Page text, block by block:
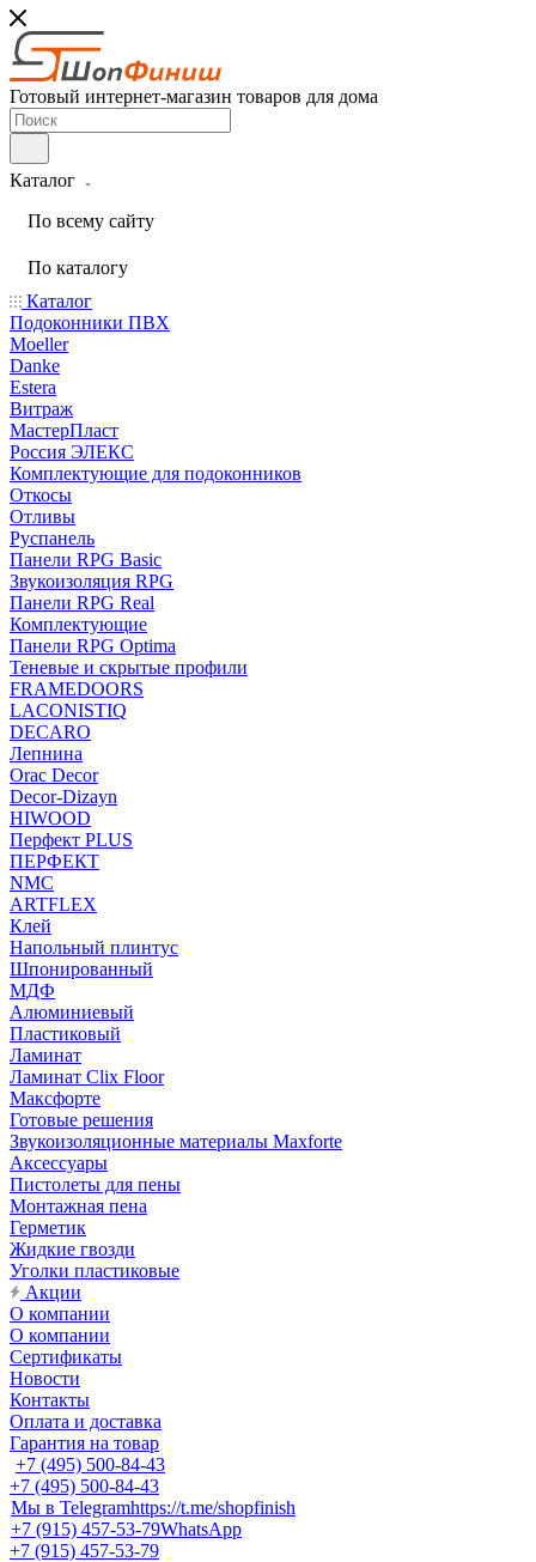
Готовый интернет-магазин товаров для дома
Каталог
По всему сайту
По каталогу
Каталог
Подоконники ПВХ
Moeller
Danke
Estera
Витраж
МастерПласт
Россия ЭЛЕКС
Комплектующие для подоконников
Откосы
Отливы
Руспанель
Панели RPG Basic
Звукоизоляция RPG
Панели RPG Real
Комплектующие
Панели RPG Optima
Теневые и скрытые профили
FRAMEDOORS
LACONISTIQ
DECARO
Лепнина
Orac Decor
Decor-Dizayn
HIWOOD
Перфект PLUS
ПЕРФЕКТ
NMC
ARTFLEX
Клей
Напольный плинтус
Шпонированный
МДФ
Алюминиевый
Пластиковый
Ламинат
Ламинат Clix Floor
Максфорте
Готовые решения
Звукоизоляционные материалы Maxforte
Аксессуары
Пистолеты для пены
Монтажная пена
Герметик
Жидкие гвозди
Уголки пластиковые
Акции
О компании
О компании
Сертификаты
Новости
Контакты
Оплата и доставка
Гарантия на товар
+7 (495) 500-84-43
+7 (495) 500-84-43
Мы в Telegramhttps://t.me/shopfinish
+7 (915) 457-53-79WhatsApp
+7 (915) 457-53-79